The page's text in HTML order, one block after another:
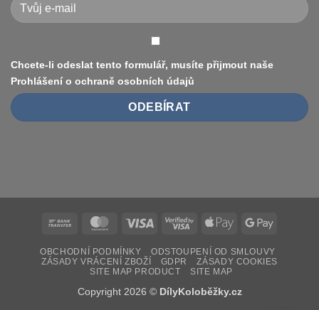
10″,
duše
Chcete-li odeslat tento formulář, musíte přijmout naše
Prohlášení o ochraně osobních údajů
Bank
MasterCardVisa
Visa
Apple
Google
OBCHODNÍ PODMÍNKY
ODSTOUPENÍ OD SMLOUVY
ZÁSADY VRÁCENÍ ZBOŽÍ
GDPR
ZÁSADY COOKIES
SITE MAP PRODUCT
SITE MAP
Copyright 2026 © DílyKoloběžky.cz